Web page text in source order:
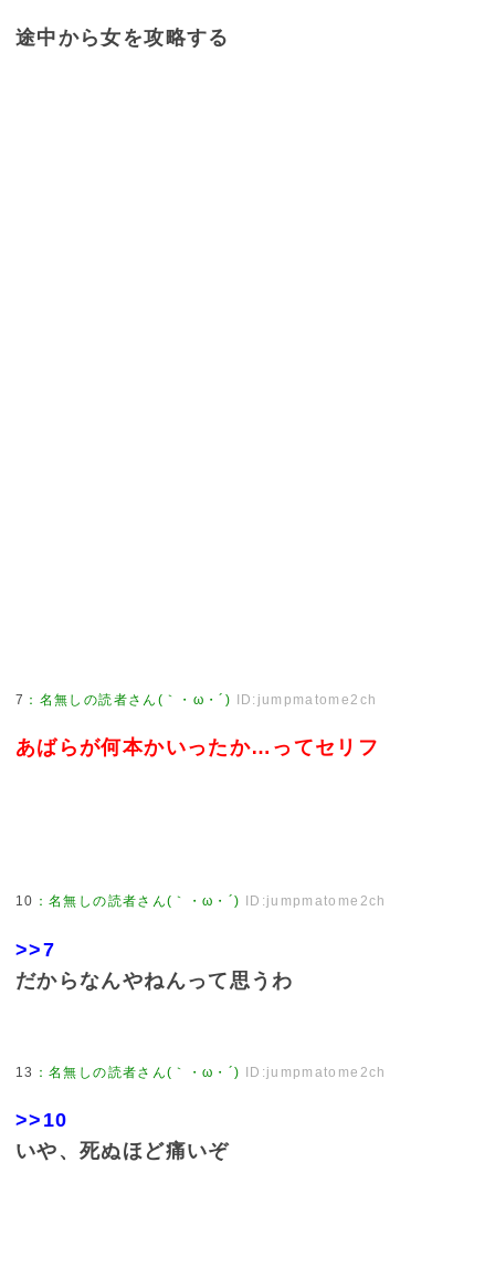
途中から女を攻略する
7 ： 名無しの読者さん(｀・ω・´) ID:jumpmatome2ch
あばらが何本かいったか…ってセリフ
10 ：名無しの読者さん(｀・ω・´) ID:jumpmatome2ch
>>7
だからなんやねんって思うわ
13 ：名無しの読者さん(｀・ω・´) ID:jumpmatome2ch
>>10
いや、死ぬほど痛いぞ